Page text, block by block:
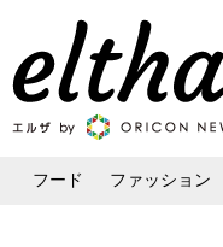
フード ファッション